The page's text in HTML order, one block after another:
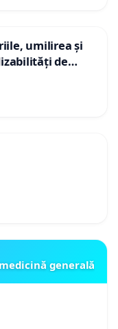
umilirea și
de
generală